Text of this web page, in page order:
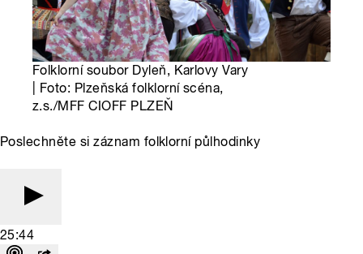
Folklorní soubor Dyleň, Karlovy Vary
| Foto: Plzeňská folklorní scéna,
z.s./MFF CIOFF PLZEŇ
Poslechněte si záznam folklorní půlhodinky
25:44